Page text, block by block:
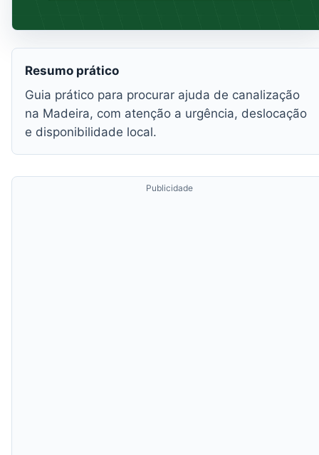
Resumo prático
Guia prático para procurar ajuda de canalização
na Madeira, com atenção a urgência, deslocação
e disponibilidade local.
Publicidade